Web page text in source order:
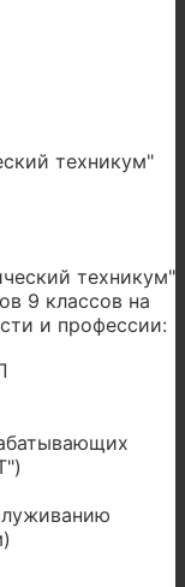
техникум"
техникум"
9 классов на
и профессии: